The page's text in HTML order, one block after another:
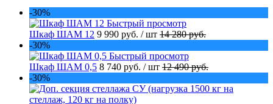
-30%
Быстрый просмотр
Шкаф ШАМ 12 9 990 руб. / шт 14 280 руб.
-30%
Быстрый просмотр
Шкаф ШАМ 0,5 8 740 руб. / шт 12 490 руб.
-30%